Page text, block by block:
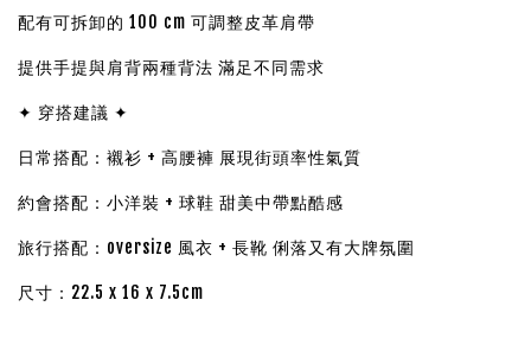
配有可拆卸的 100 cm 可調整皮革肩帶
提供手提與肩背兩種背法 滿足不同需求
✦ 穿搭建議 ✦
日常搭配：襯衫 + 高腰褲 展現街頭率性氣質
約會搭配：小洋裝 + 球鞋 甜美中帶點酷感
旅行搭配：oversize 風衣 + 長靴 俐落又有大牌氛圍
尺寸：22.5 x 16 x 7.5cm